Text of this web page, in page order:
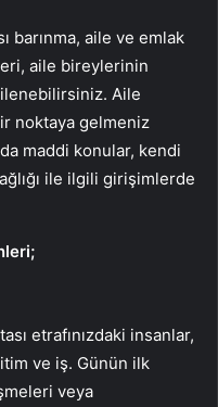
barınma, aile ve emlak
aile bireylerinin
Aile
noktaya gelmeniz
maddi konular, kendi
ile ilgili girişimlerde
etrafınızdaki insanlar,
ve iş. Günün ilk
veya